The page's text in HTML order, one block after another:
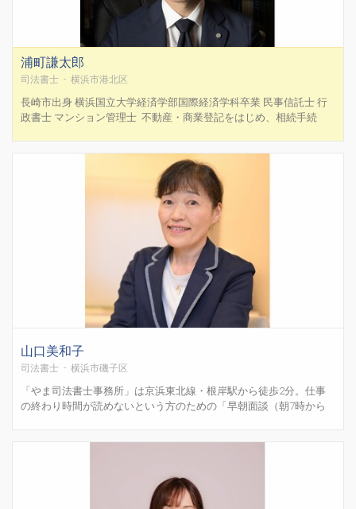
浦町謙太郎
司法書士 - 横浜市港北区
長崎市出身 横浜国立大学経済学部国際経済学科卒業 民事信託士 行
政書士 マンション管理士 不動産・商業登記をはじめ、相続手続
に関するご相談等の司法書士業務全般を行ってい...
山口美和子
司法書士 - 横浜市磯子区
「やま司法書士事務所」は京浜東北線・根岸駅から徒歩2分。仕事
の終わり時間が読めないという方のための「早朝面談（朝7時から